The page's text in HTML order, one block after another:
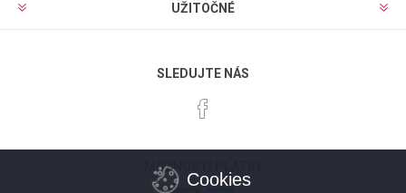
UŽITOČNÉ
SLEDUJTE NÁS
MOŽNOSTI PLATBY
Cookies